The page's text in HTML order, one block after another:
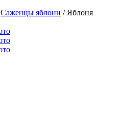
Саженцы яблони / Яблоня